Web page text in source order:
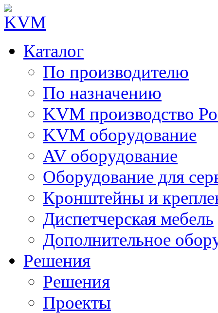
Каталог
По производителю
По назначению
KVM производство
KVM оборудование
AV оборудование
Оборудование для
Кронштейны и
Диспетчерская мебель
Дополнительное
Решения
Решения
Проекты